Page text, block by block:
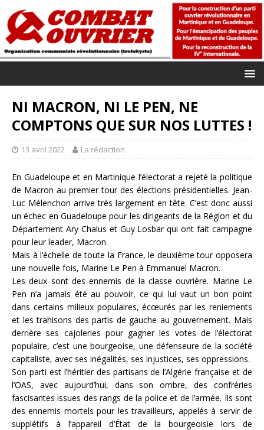
NI MACRON, NI LE PEN, NE
COMPTONS QUE SUR NOS LUTTES !
13 avril 2022 La rédaction
En Guadeloupe et en Martinique l’électorat a rejeté la politique
de Macron au premier tour des élections présidentielles. Jean-
Luc Mélenchon arrive très largement en tête. C’est donc aussi
un échec en Guadeloupe pour les dirigeants de la Région et du
Département Ary Chalus et Guy Losbar qui ont fait campagne
pour leur leader, Macron.
Mais à l’échelle de toute la France, le deuxième tour opposera
une nouvelle fois, Marine Le Pen à Emmanuel Macron.
Les deux sont des ennemis de la classe ouvrière. Marine Le
Pen n’a jamais été au pouvoir, ce qui lui vaut un bon point
dans certains milieux populaires, écœurés par les reniements
et les trahisons des partis de gauche au gouvernement. Mais
derrière ses cajoleries pour gagner les votes de l’électorat
populaire, c’est une bourgeoise, une défenseure de la société
capitaliste, avec ses inégalités, ses injustices, ses oppressions.
Son parti est l’héritier des partisans de l’Algérie française et de
l’OAS, avec aujourd’hui, dans son ombre, des confréries
fascisantes issues des rangs de la police et de l’armée. Ils sont
des ennemis mortels pour les travailleurs, appelés à servir de
supplétifs à l’appareil d’État de la bourgeoisie lors de